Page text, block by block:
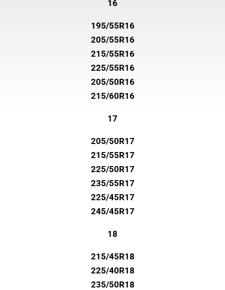
16
195/55R16
205/55R16
215/55R16
225/55R16
205/50R16
215/60R16
17
205/50R17
215/55R17
225/50R17
235/55R17
225/45R17
245/45R17
18
215/45R18
225/40R18
235/50R18